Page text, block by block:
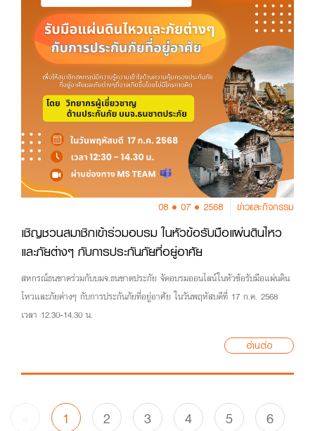
08 • 07 • 2568 ข่าวและกิจกรรม
เชิญชวนสมาชิกเข้าร่วมอบรม ในหัวข้อรับมือแผ่นดินไหว
และภัยต่างๆ กับการประกันภัยที่อยู่อาศัย
สหกรณ์ธนชาตร่วมกับบมจ.ธนชาตประกัย จัดอบรมออนไลน์ในหัวข้อรับมือแผ่นดิน
ไหวและภัยต่างๆ กับการประกันภัยที่อยู่อาศัย ในวันพฤหัสบดีที่ 17 ก.ค. 2568
เวลา 12.30-14.30 น.
อ่านต่อ
1 2 3 4 5
6